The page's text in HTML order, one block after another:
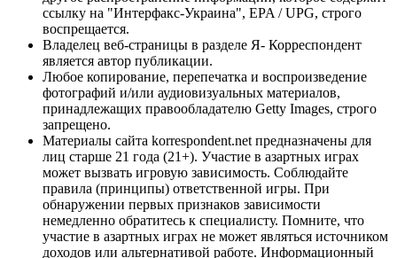
ссылку на "Интерфакс-Украина", EPA / UPG, строго
воспрещается.
Владелец веб-страницы в разделе Я- Корреспондент
является автор публикации.
Любое копирование, перепечатка и воспроизведение
фотографий и/или аудиовизуальных материалов,
принадлежащих правообладателю Getty Images, строго
запрещено.
Материалы сайта korrespondent.net предназначены для
лиц старше 21 года (21+). Участие в азартных играх
может вызвать игровую зависимость. Соблюдайте
правила (принципы) ответственной игры. При
обнаружении первых признаков зависимости
немедленно обратитесь к специалисту. Помните, что
участие в азартных играх не может являться источником
доходов или альтернативой работе. Информационный